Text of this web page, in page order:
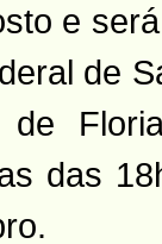
e
de
de
das